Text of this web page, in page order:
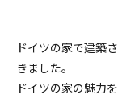
ドイツの家で建築
きました。
ドイツの家の魅力